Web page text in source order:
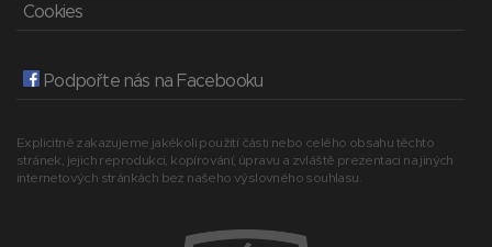
Cookies
Podpořte nás na Facebooku
Explicitně zakazujeme jakékoli použití části nebo celého obsahu těchto
stránek, jejich reprodukci, kopírování, úpravu a zvláště prezentaci na jiných
internetových stránkách bez našeho výslovného souhlasu.